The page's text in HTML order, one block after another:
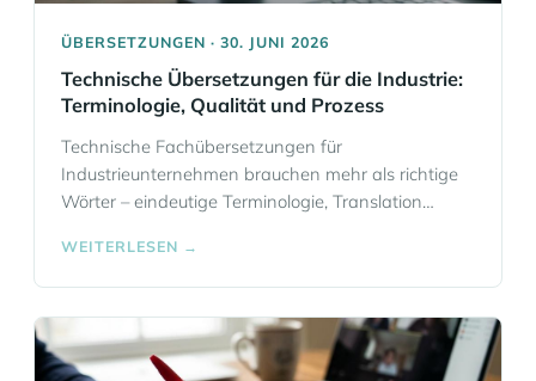
ÜBERSETZUNGEN · 30. JUNI 2026
Technische Übersetzungen für die Industrie:
Terminologie, Qualität und Prozess
Technische Fachübersetzungen für
Industrieunternehmen brauchen mehr als richtige
Wörter – eindeutige Terminologie, Translation
So koordiniert Eloquia technische Übersetzungen in
52 Sprachen aus einer Hand in Frankfurt.
WEITERLESEN →